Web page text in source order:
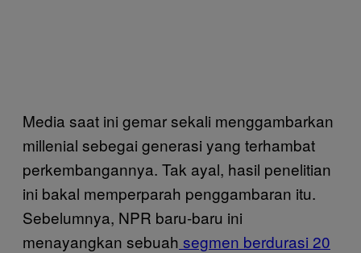
Media saat ini gemar sekali menggambarkan
millenial sebegai generasi yang terhambat
perkembangannya. Tak ayal, hasil penelitian
ini bakal memperparah penggambaran itu.
Sebelumnya, NPR baru-baru ini
menayangkan sebuah segmen berdurasi 20